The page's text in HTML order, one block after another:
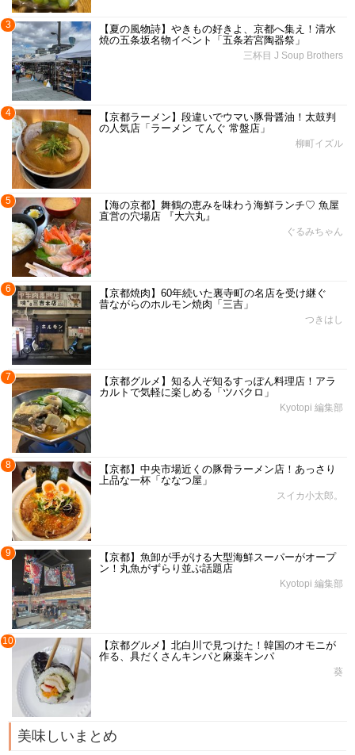
3
【夏の風物詩】やきもの好きよ、京都へ集え！清水
焼の五条坂名物イベント「五条若宮陶器祭」
三杯目 J Soup Brothers
4
【京都ラーメン】段違いでウマい豚骨醤油！太鼓判
の人気店「ラーメン てんぐ 常盤店」
柳町イズル
5
【海の京都】舞鶴の恵みを味わう海鮮ランチ♡ 魚屋
直営の穴場店 『大六丸』
ぐるみちゃん
6
【京都焼肉】60年続いた裏寺町の名店を受け継ぐ
昔ながらのホルモン焼肉「三吉」
つきはし
7
【京都グルメ】知る人ぞ知るすっぽん料理店！アラ
カルトで気軽に楽しめる「ツバクロ」
Kyotopi 編集部
8
【京都】中央市場近くの豚骨ラーメン店！あっさり
上品な一杯「ななつ屋」
スイカ小太郎。
9
【京都】魚卸が手がける大型海鮮スーパーがオープ
ン！丸魚がずらり並ぶ話題店
Kyotopi 編集部
10
【京都グルメ】北白川で見つけた！韓国のオモニが
作る、具だくさんキンパと麻薬キンパ
葵
美味しいまとめ